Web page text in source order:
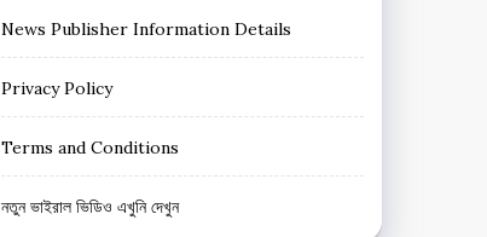
News Publisher Information Details
Privacy Policy
Terms and Conditions
নতুন ভাইরাল ভিডিও এখুনি দেখুন